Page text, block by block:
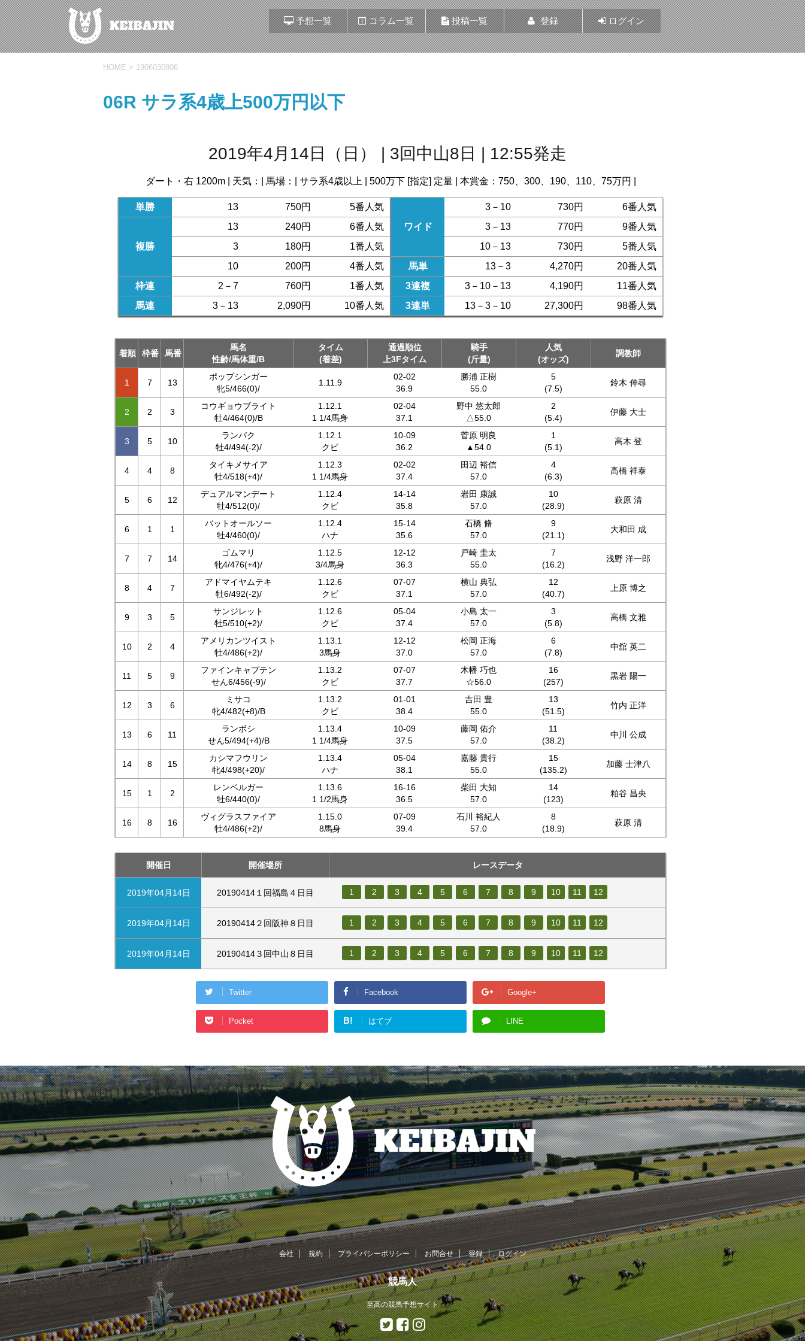
予想一覧 コラム一覧 投稿一覧 登録 ログイン
HOME > 1906030806
06R サラ系4歳上500万円以下
2019年4月14日（日） | 3回中山8日 | 12:55発走
ダート・右 1200m | 天気：| 馬場：| サラ系4歳以上 | 500万下 [指定] 定量 | 本賞金：750、300、190、110、75万円 |
単勝 13 750円 5番人気
複勝
13 240円
6番人気
3
180円
1番人気
10
200円
4番人気
枠連
2－7 760円
1番人気
馬連
3－13 2,090円 10番人気
ワイド
3－10 730円
6番人気
3－13
770円
9番人気
10－13
730円
5番人気
馬単
13－3 4,270円
20番人気
3連複
3－10－13 4,190円
11番人気
3連単
13－3－10 27,300円 98番人気
着順 枠番 馬番
馬名
性齢/馬体重/B
タイム
(着差)
通過順位
上3Fタイム
騎手
(斤量)
人気
(オッズ)
調教師
1 7 13
ポップシンガー
牝5/466(0)/
1.11.9
02-02
36.9
勝浦 正樹
55.0
5
(7.5)
鈴木 伸尋
2 2 3
コウギョウブライト
牡4/464(0)/B
1.12.1
1 1/4馬身
02-04
37.1
野中 悠太郎
△55.0
2
(5.4)
伊藤 大士
3 5 10
ランパク
牡4/494(-2)/
1.12.1
クビ
10-09
36.2
菅原 明良
▲54.0
1
(5.1)
高木 登
4 4 8
タイキメサイア
牡4/518(+4)/
1.12.3
1 1/4馬身
02-02
37.4
田辺 裕信
57.0
4
(6.3)
高橋 祥泰
5 6 12
デュアルマンデート
牡4/512(0)/
1.12.4
クビ
14-14
35.8
岩田 康誠
57.0
10
(28.9)
萩原 清
6 1 1
バットオールソー
牡4/460(0)/
1.12.4
ハナ
15-14
35.6
石橋 脩
57.0
9
(21.1)
大和田 成
7 7 14
ゴムマリ
牝4/476(+4)/
1.12.5
3/4馬身
12-12
36.3
戸崎 圭太
55.0
7
(16.2)
浅野 洋一郎
8 4 7
アドマイヤムテキ
牡6/492(-2)/
1.12.6
クビ
07-07
37.1
横山 典弘
57.0
12
(40.7)
上原 博之
9 3 5
サンジレット
牡5/510(+2)/
1.12.6
クビ
05-04
37.4
小島 太一
57.0
3
(5.8)
高橋 文雅
10 2 4
アメリカンツイスト
牡4/486(+2)/
1.13.1
3馬身
12-12
37.0
松岡 正海
57.0
6
(7.8)
中舘 英二
11 5 9
ファインキャプテン
せん6/456(-9)/
1.13.2
クビ
07-07
37.7
木幡 巧也
☆56.0
16
(257)
黒岩 陽一
12 3 6
ミサコ
牝4/482(+8)/B
1.13.2
クビ
01-01
38.4
吉田 豊
55.0
13
(51.5)
竹内 正洋
13 6 11
ランボシ
せん5/494(+4)/B
1.13.4
1 1/4馬身
10-09
37.5
藤岡 佑介
57.0
11
(38.2)
中川 公成
14 8 15
カシマフウリン
牝4/498(+20)/
1.13.4
ハナ
05-04
38.1
嘉藤 貴行
55.0
15
(135.2)
加藤 士津八
15 1 2
レンベルガー
牡6/440(0)/
1.13.6
1 1/2馬身
16-16
36.5
柴田 大知
57.0
14
(123)
粕谷 昌央
16 8 16
ヴィグラスファイア
牡4/486(+2)/
1.15.0
8馬身
07-09
39.4
石川 裕紀人
57.0
8
(18.9)
萩原 清
開催日 開催場所 レースデータ
2019年04月14日 20190414１回福島４日目 1 2 3 4 5 6 7 8 9 10 11 12
2019年04月14日 20190414２回阪神８日目 1 2 3 4 5 6 7 8 9 10 11 12
2019年04月14日 20190414３回中山８日目 1 2 3 4 5 6 7 8 9 10 11 12
Twitter Facebook Google+
Pocket B! はてブ LINE
会社 規約 プライバシーポリシー お問合せ 登録 ログイン
競馬人
至高の競馬予想サイト